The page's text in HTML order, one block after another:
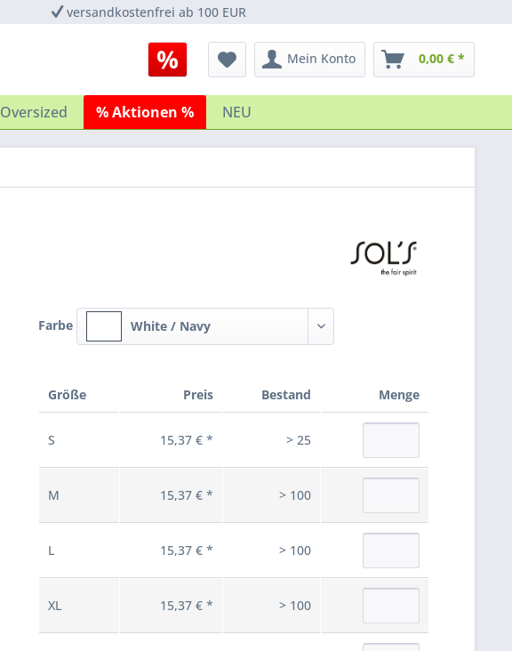
versandkostenfrei ab 100 EUR
Mein Konto 0,00 € *
Oversized % Aktionen % NEU
Farbe White / Navy
Größe Preis Bestand Menge
S 15,37 € * > 25
M 15,37 € * > 100
L 15,37 € * > 100
XL 15,37 € * > 100